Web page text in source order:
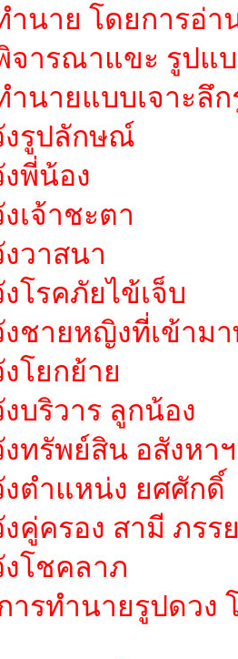
ำนาย โดยการอ่
จารณาแขะ รูปแ
ำนายแบบเจาะลึ
งรูปลักษณ์
งพี่น้อง
เจ้าชะตา
วาสนา
โรคภัยไข้เจ็บ
งชายหญิงที่เข้าม
โยกย้าย
บริวาร ลูกน้อง
งทรัพย์สิน อสังหาฯ
งตำแหน่ง ยศศักดิ์
งคู่ครอง สามี ภรร
งโชคลาภ
ารทำนายรูปดวง